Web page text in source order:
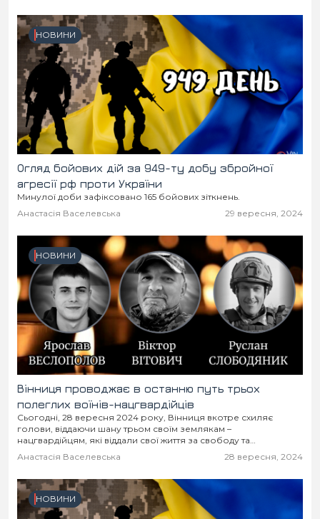
НОВИНИ
Огляд бойових дій за 949-ту добу збройної
агресії рф проти України
Минулої доби зафіксовано 165 бойових зіткнень.
Анастасія Васелевська
29 вересня, 2024
НОВИНИ
Вінниця проводжає в останню путь трьох
полеглих воїнів-нацгвардійців
Сьогодні, 28 вересня 2024 року, Вінниця вкотре схиляє
голови, віддаючи шану трьом своїм землякам –
нацгвардійцям, які віддали свої життя за свободу та
незалежність України. Герої – Ярослав Веслополов, Віктор...
Анастасія Васелевська 28 вересня, 2024
НОВИНИ